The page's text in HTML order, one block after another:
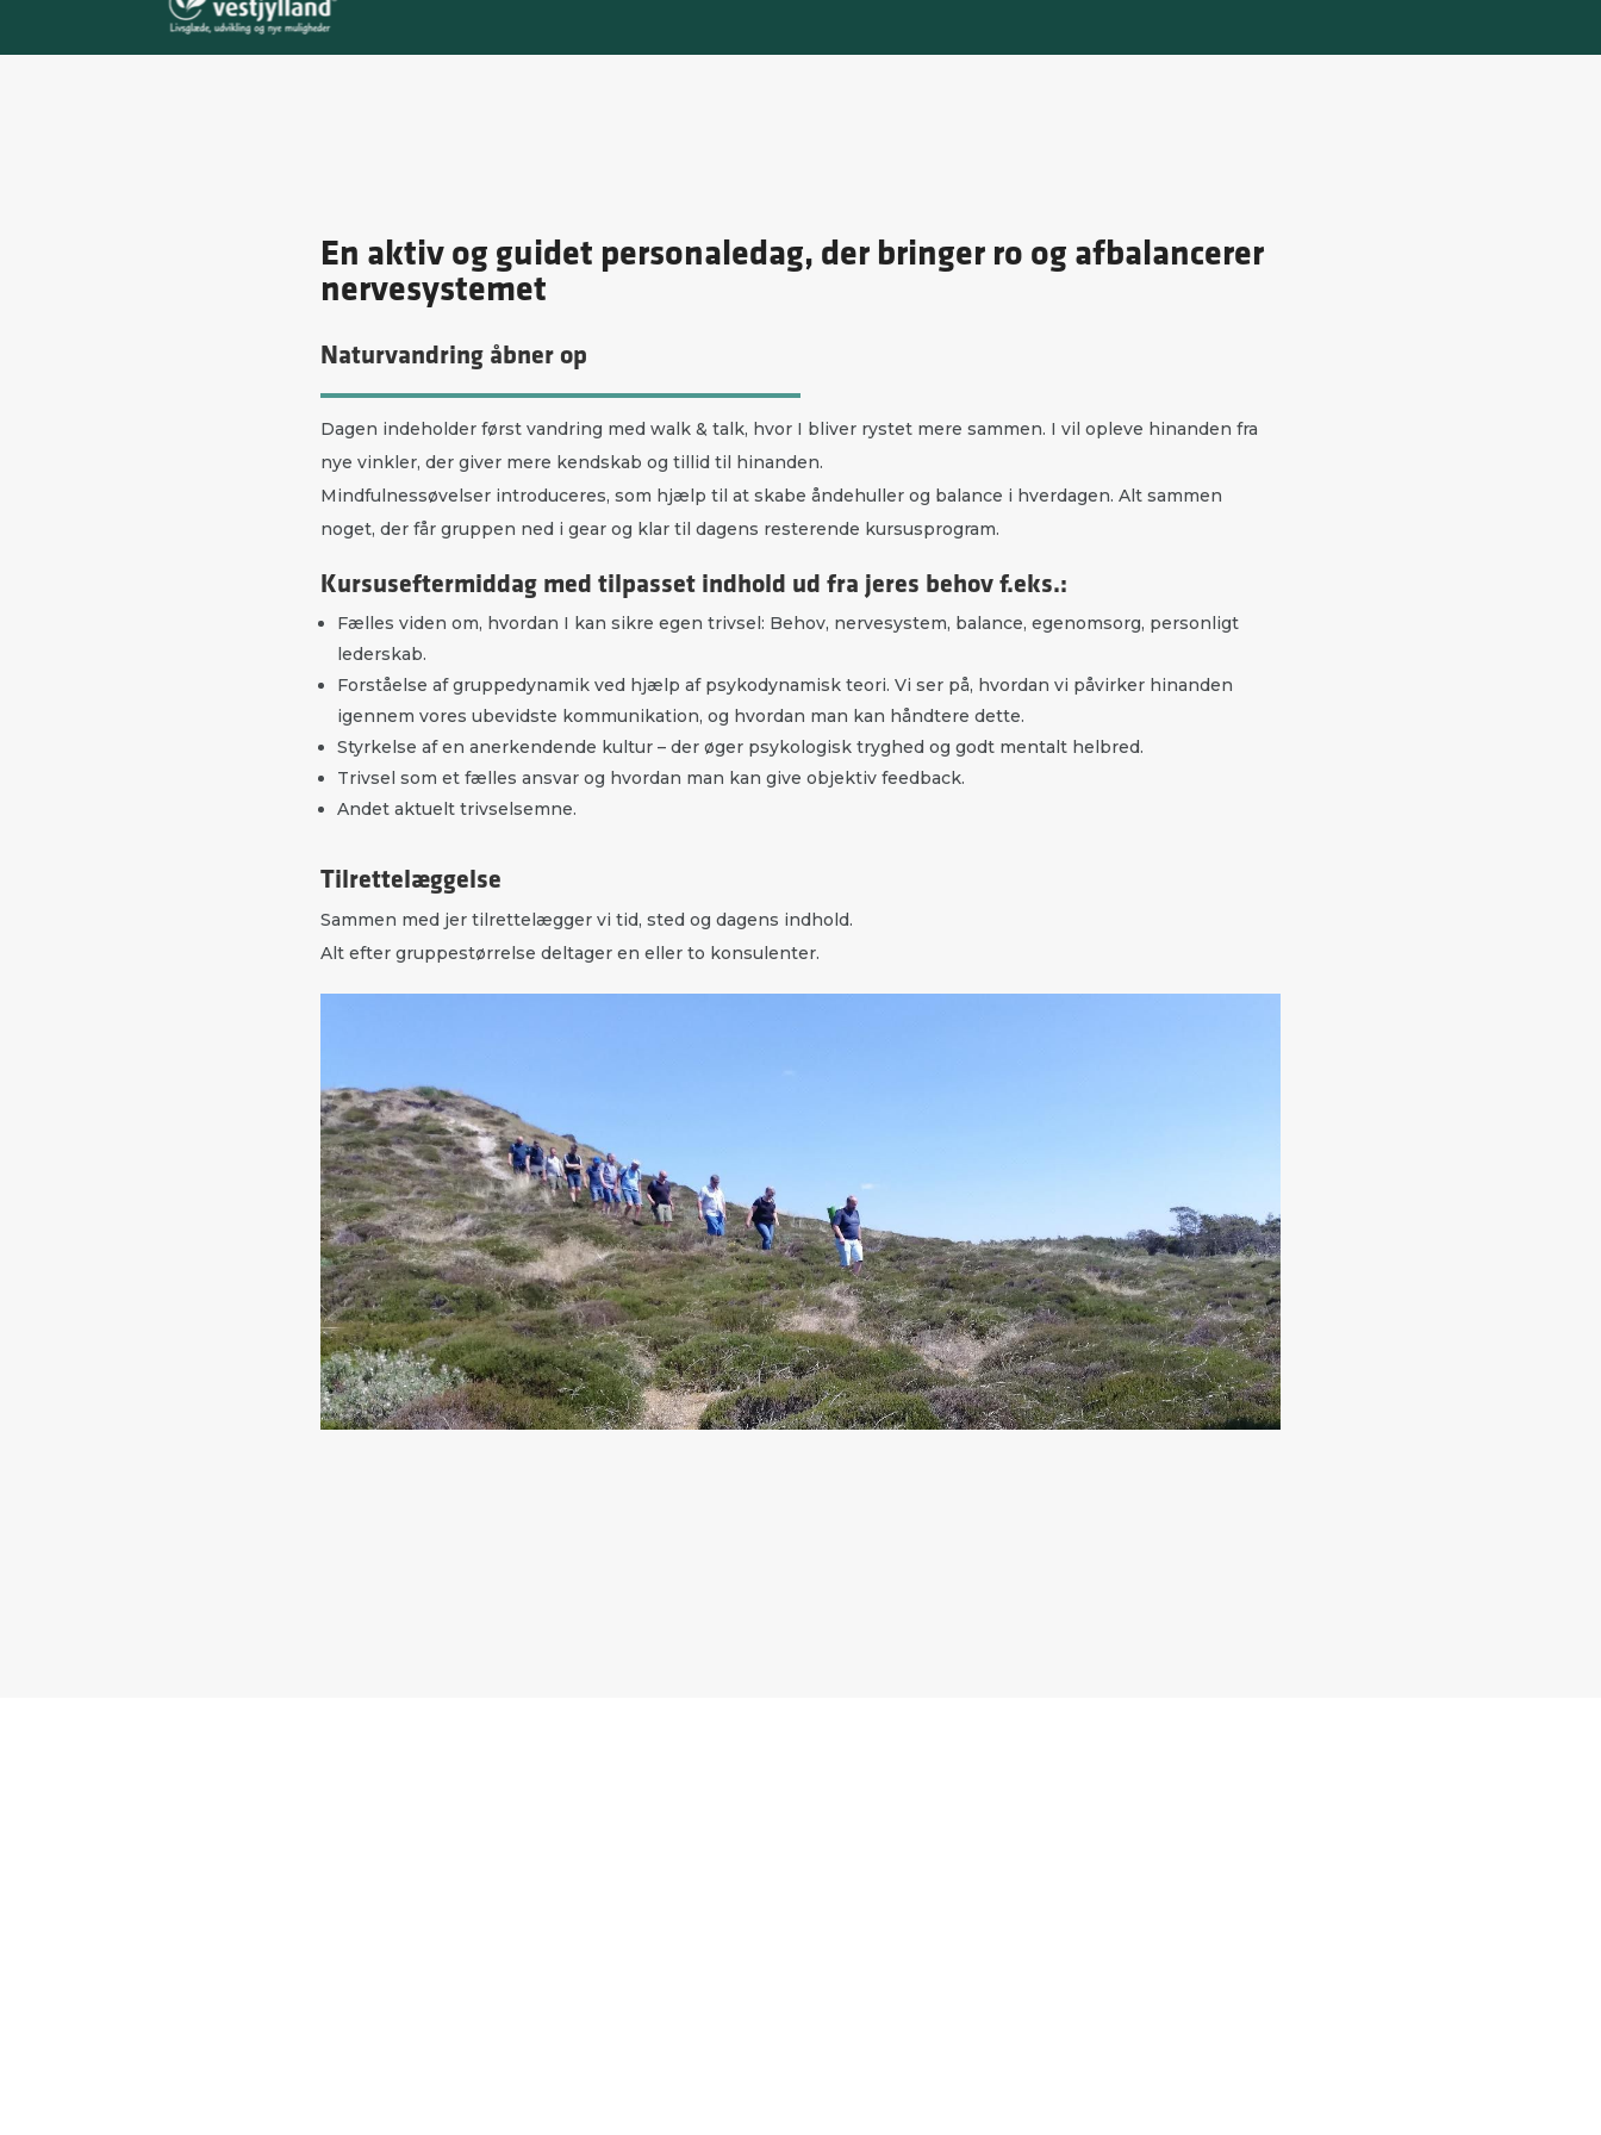
En aktiv og guidet personaledag, der bringer ro og afbalancerer
nervesystemet
Naturvandring åbner op
Dagen indeholder først vandring med walk & talk, hvor I bliver rystet mere sammen. I vil opleve hinanden fra
nye vinkler, der giver mere kendskab og tillid til hinanden.
Mindfulnessøvelser introduceres, som hjælp til at skabe åndehuller og balance i hverdagen. Alt sammen
noget, der får gruppen ned i gear og klar til dagens resterende kursusprogram.
Kursuseftermiddag med tilpasset indhold ud fra jeres behov f.eks.:
Fælles viden om, hvordan I kan sikre egen trivsel: Behov, nervesystem, balance, egenomsorg, personligt
lederskab.
Forståelse af gruppedynamik ved hjælp af psykodynamisk teori. Vi ser på, hvordan vi påvirker hinanden
igennem vores ubevidste kommunikation, og hvordan man kan håndtere dette.
Styrkelse af en anerkendende kultur – der øger psykologisk tryghed og godt mentalt helbred.
Trivsel som et fælles ansvar og hvordan man kan give objektiv feedback.
Andet aktuelt trivselsemne.
Tilrettelæggelse
Sammen med jer tilrettelægger vi tid, sted og dagens indhold.
Alt efter gruppestørrelse deltager en eller to konsulenter.